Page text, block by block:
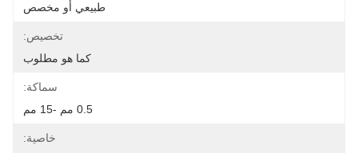
طبيعي أو مخصص
تخصيص:
كما هو مطلوب
سماكة:
0.5 مم -15 مم
خاصية: